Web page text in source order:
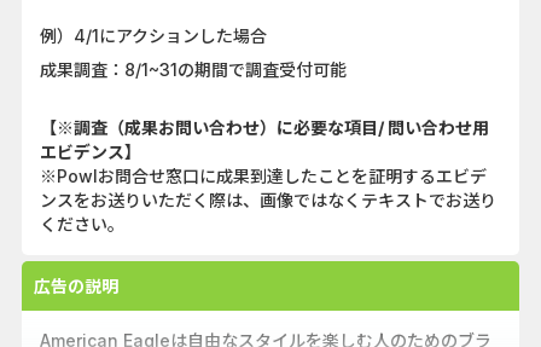
例）4/1にアクションした場合
成果調査：8/1~31の期間で調査受付可能
【※調査（成果お問い合わせ）に必要な項目/ 問い合わせ用
エビデンス】
※Powlお問合せ窓口に成果到達したことを証明するエビデ
ンスをお送りいただく際は、画像ではなくテキストでお送り
ください。
広告の説明
American Eagleは自由なスタイルを楽しむ人のためのブラ